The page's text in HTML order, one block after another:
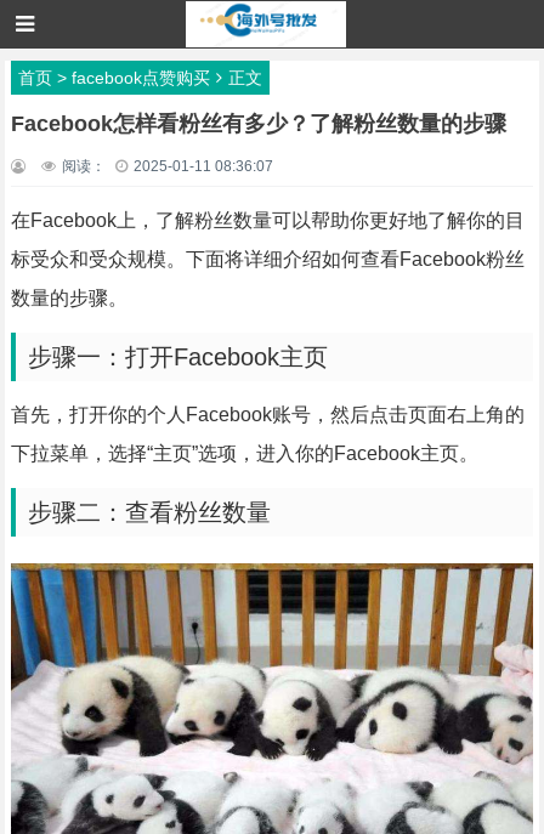
首页> facebook点赞购买 正文
Facebook怎样看粉丝有多少？了解粉丝数量的步骤
阅读： 2025-01-11 08:36:07
在Facebook上，了解粉丝数量可以帮助你更好地了解你的目
标受众和受众规模。下面将详细介绍如何查看Facebook粉丝
数量的步骤。
步骤一：打开Facebook主页
首先，打开你的个人Facebook账号，然后点击页面右上角的
下拉菜单，选择“主页”选项，进入你的Facebook主页。
步骤二：查看粉丝数量